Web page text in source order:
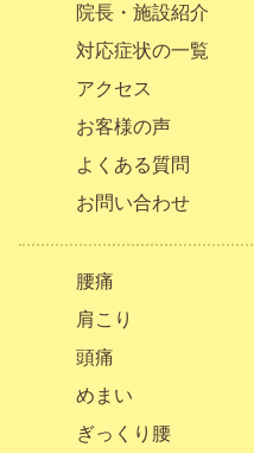
院長・施設紹介
対応症状の一覧
アクセス
お客様の声
よくある質問
お問い合わせ
腰痛
肩こり
頭痛
めまい
ぎっくり腰